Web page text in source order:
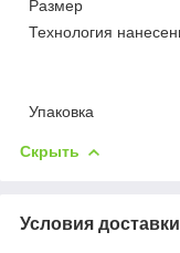
Размер
Технология
Упаковка
Скрыть
Условия доставки